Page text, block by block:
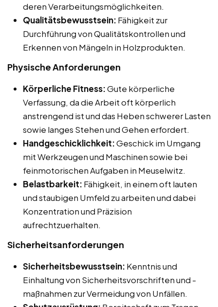
deren Verarbeitungsmöglichkeiten.
Qualitätsbewusstsein: Fähigkeit zur
Durchführung von Qualitätskontrollen und
Erkennen von Mängeln in Holzprodukten.
Physische Anforderungen
Körperliche Fitness:Gute körperliche
Verfassung, da die Arbeit oft körperlich
anstrengend ist und das Heben schwerer Lasten
sowie langes Stehen und Gehen erfordert.
Handgeschicklichkeit:Geschick im Umgang
mit Werkzeugen und Maschinen sowie bei
feinmotorischen Aufgaben in Meuselwitz.
Belastbarkeit: Fähigkeit, in einem oft lauten
und staubigen Umfeld zu arbeiten und dabei
Konzentration und Präzision
aufrechtzuerhalten.
Sicherheitsanforderungen
Sicherheitsbewusstsein: Kenntnis und
Einhaltung von Sicherheitsvorschriften und -
maßnahmen zur Vermeidung von Unfällen.